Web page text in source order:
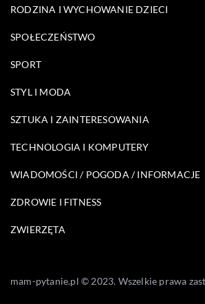
RODZINA I WYCHOWANIE DZIECI
SPOŁECZEŃSTWO
SPORT
STYL I MODA
SZTUKA I ZAINTERESOWANIA
TECHNOLOGIA I KOMPUTERY
WIADOMOŚCI / POGODA / INFORMACJE
ZDROWIE I FITNESS
ZWIERZĘTA
mam-pytanie.pl © 2023. Wszelkie prawa